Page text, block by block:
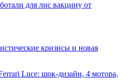
для лис вакцину от
кризисы и новая
Luce: шок-дизайн, 4 мотора,